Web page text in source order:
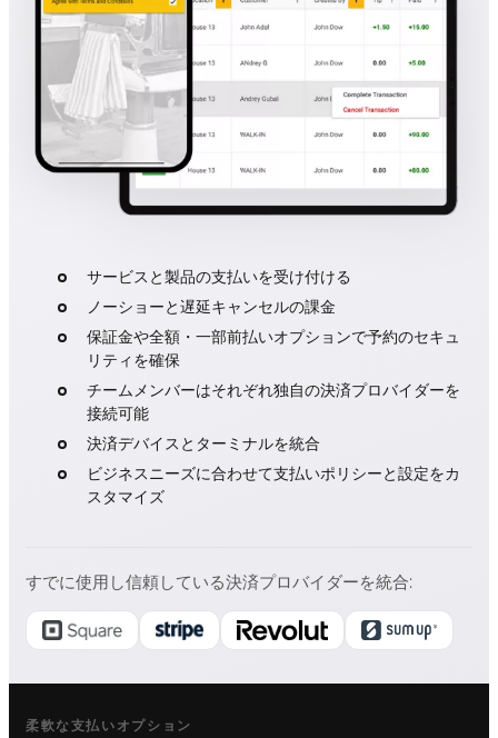
サービスと製品の支払いを受け付ける
ノーショーと遅延キャンセルの課金
保証金や全額・一部前払いオプションで予約のセキュ
リティを確保
チームメンバーはそれぞれ独自の決済プロバイダーを
接続可能
決済デバイスとターミナルを統合
ビジネスニーズに合わせて支払いポリシーと設定をカ
スタマイズ
すでに使用し信頼している決済プロバイダーを統合:
柔軟な支払いオプション